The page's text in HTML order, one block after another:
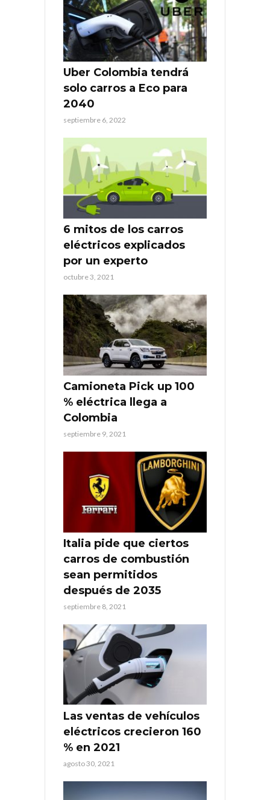
Uber Colombia tendrá
solo carros a Eco para
2040
septiembre 6, 2022
6 mitos de los carros
eléctricos explicados
por un experto
octubre 3, 2021
Camioneta Pick up 100
% eléctrica llega a
Colombia
septiembre 9, 2021
Italia pide que ciertos
carros de combustión
sean permitidos
después de 2035
septiembre 8, 2021
Las ventas de vehículos
eléctricos crecieron 160
% en 2021
agosto 30, 2021